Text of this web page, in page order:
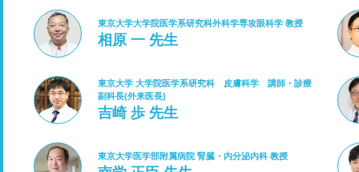
東京大学大学院医学系研究科外科学専攻眼科学 教授
相原 一 先生
東京大学 大学院医学系研究科 皮膚科学 講師・診療
副科長(外来医長)
吉崎 歩 先生
東京大学医学部附属病院 腎臓・内分泌内科 教授